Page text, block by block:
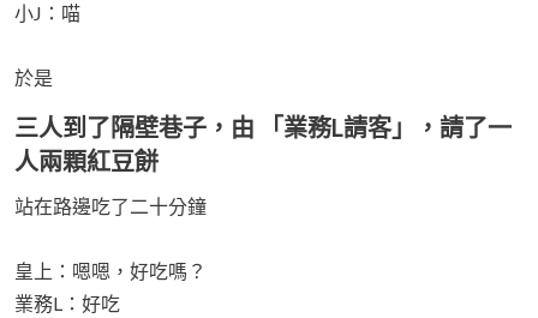
小J：喵
於是
三人到了隔壁巷子，由 「業務L請客」，請了一
人兩顆紅豆餅
站在路邊吃了二十分鐘
皇上：嗯嗯，好吃嗎？
業務L：好吃